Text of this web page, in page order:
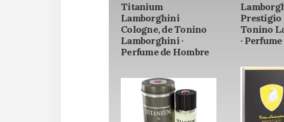
Titanium
Lamborghini
Cologne, de Tonino
Lamborghini ·
Perfume de Hombre
Prestigio
Tonino
·